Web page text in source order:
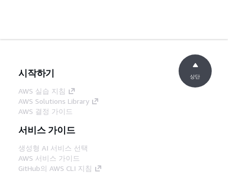
시작하기
AWS 실습 지침
AWS Solutions Library
AWS 결정 가이드
서비스 가이드
생성형 AI 서비스 선택
AWS 서비스 가이드
GitHub의 AWS CLI 지침
상단